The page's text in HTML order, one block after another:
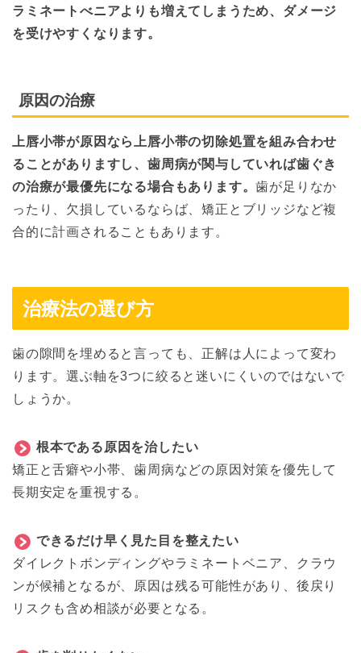
ラミネートべニアよりも増えてしまうため、ダメージ
を受けやすくなります。
原因の治療
上唇小帯が原因なら上唇小帯の切除処置を組み合わせ
ることがありますし、歯周病が関与していれば歯ぐき
の治療が最優先になる場合もあります。歯が足りなか
ったり、欠損しているならば、矯正とブリッジなど複
合的に計画されることもあります。
治療法の選び方
歯の隙間を埋めると言っても、正解は人によって変わ
ります。選ぶ軸を3つに絞ると迷いにくいのではないで
しょうか。
根本である原因を治したい
矯正と舌癖や小帯、歯周病などの原因対策を優先して
長期安定を重視する。
できるだけ早く見た目を整えたい
ダイレクトボンディングやラミネートベニア、クラウ
ンが候補となるが、原因は残る可能性があり、後戻り
リスクも含め相談が必要となる。